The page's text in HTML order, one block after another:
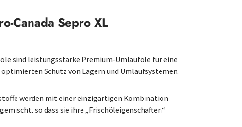
Canada Sepro XL
sind leistungsstarke Premium-Umlauföle für eine
Schutz von Lagern und Umlaufsystemen.
werden mit einer einzigartigen Kombination
so dass sie ihre „Frischöleigenschaften“